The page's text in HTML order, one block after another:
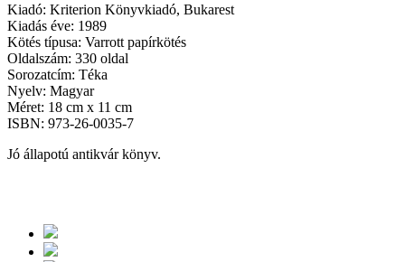
Kiadó: Kriterion Könyvkiadó, Bukarest
Kiadás éve: 1989
Kötés típusa: Varrott papírkötés
Oldalszám: 330 oldal
Sorozatcím: Téka
Nyelv: Magyar
Méret: 18 cm x 11 cm
ISBN: 973-26-0035-7
Jó állapotú antikvár könyv.